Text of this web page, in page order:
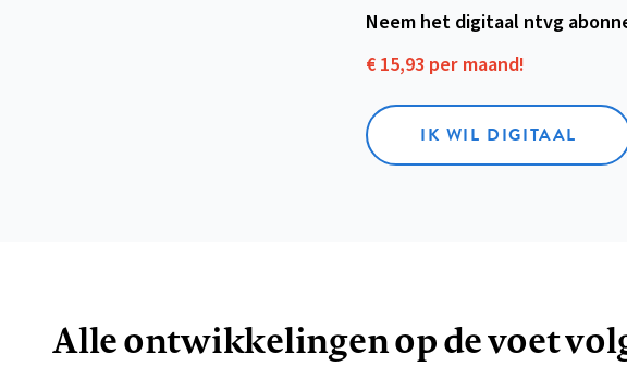
Neem het digitaal ntvg
€ 15,93 per maand!
IK WIL DIGITAAL
Alle ontwikkelingen op de voet